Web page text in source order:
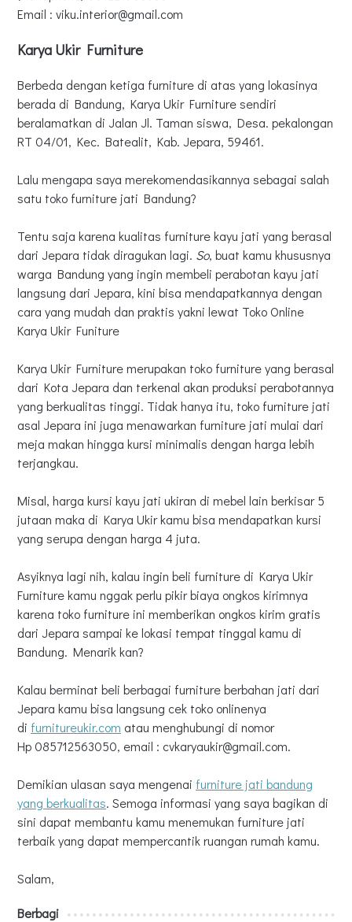
Email : viku.interior@gmail.com
Karya Ukir Furniture
Berbeda dengan ketiga furniture di atas yang lokasinya
berada di Bandung, Karya Ukir Furniture sendiri
beralamatkan di Jalan Jl. Taman siswa, Desa. pekalongan
RT 04/01, Kec. Batealit, Kab. Jepara, 59461.
Lalu mengapa saya merekomendasikannya sebagai salah
satu toko furniture jati Bandung?
Tentu saja karena kualitas furniture kayu jati yang berasal
dari Jepara tidak diragukan lagi. So, buat kamu khususnya
warga Bandung yang ingin membeli perabotan kayu jati
langsung dari Jepara, kini bisa mendapatkannya dengan
cara yang mudah dan praktis yakni lewat Toko Online
Karya Ukir Funiture
Karya Ukir Furniture merupakan toko furniture yang berasal
dari Kota Jepara dan terkenal akan produksi perabotannya
yang berkualitas tinggi. Tidak hanya itu, toko furniture jati
asal Jepara ini juga menawarkan furniture jati mulai dari
meja makan hingga kursi minimalis dengan harga lebih
terjangkau.
Misal, harga kursi kayu jati ukiran di mebel lain berkisar 5
jutaan maka di Karya Ukir kamu bisa mendapatkan kursi
yang serupa dengan harga 4 juta.
Asyiknya lagi nih, kalau ingin beli furniture di Karya Ukir
Furniture kamu nggak perlu pikir biaya ongkos kirimnya
karena toko furniture ini memberikan ongkos kirim gratis
dari Jepara sampai ke lokasi tempat tinggal kamu di
Bandung. Menarik kan?
Kalau berminat beli berbagai furniture berbahan jati dari
Jepara kamu bisa langsung cek toko onlinenya
di furnitureukir.com atau menghubungi di nomor
Hp 085712563050, email : cvkaryaukir@gmail.com.
Demikian ulasan saya mengenai furniture jati bandung
yang berkualitas. Semoga informasi yang saya bagikan di
sini dapat membantu kamu menemukan furniture jati
terbaik yang dapat mempercantik ruangan rumah kamu.
Salam,
Berbagi